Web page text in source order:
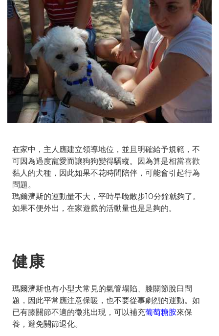
在家中，主人應建立領導地位，並且明確給予規範，不
可因為過度寵愛而讓狗狗變得驕縱。因為算是相當喜歡
黏人的犬種，因此如果不花時間陪伴，可能會引起行為
問題。
瑪爾濟斯的運動量不大，平時早晚散步10分鐘就夠了。
如果不便外出，在家遊戲的活動量也是足夠的。
健康
瑪爾濟斯也有小型犬常見的氣管塌陷、膝關節脫臼問
題，因此平常應注意保暖，也不要從事劇烈的運動。如
已有膝關節不適的徵兆出現，可以補充葡萄糖胺來保
養，避免關節退化。